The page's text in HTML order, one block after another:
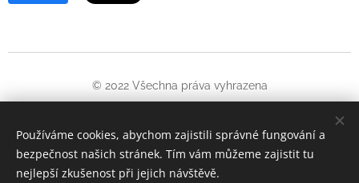
© 2022 Všechna práva vyhrazena
Cookies
Používáme cookies, abychom zajistili správné fungování a
bezpečnost našich stránek. Tím vám můžeme zajistit tu
nejlepší zkušenost při jejich návštěvě.